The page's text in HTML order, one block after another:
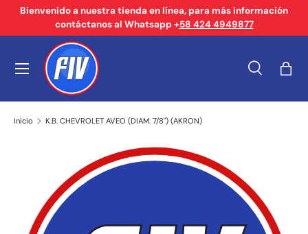
Ir al contenido
Bienvenido a nuestra tienda en línea, para más información
contáctanos al Whatsapp +58 424 4949877
Buscar
Tipo de producto
Buscar
Menú
Inicio K.B. CHEVROLET AVEO (DIAM. 7/8") (AKRON)